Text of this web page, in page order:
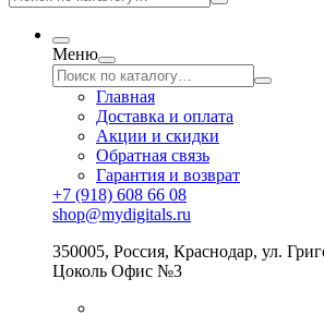
Меню
Главная
Доставка и оплата
Акции и скидки
Обратная связь
Гарантия и возврат
+7 (918) 608 66 08
shop@mydigitals.ru
350005, Россия, Краснодар, ул.
Цоколь Офис №3